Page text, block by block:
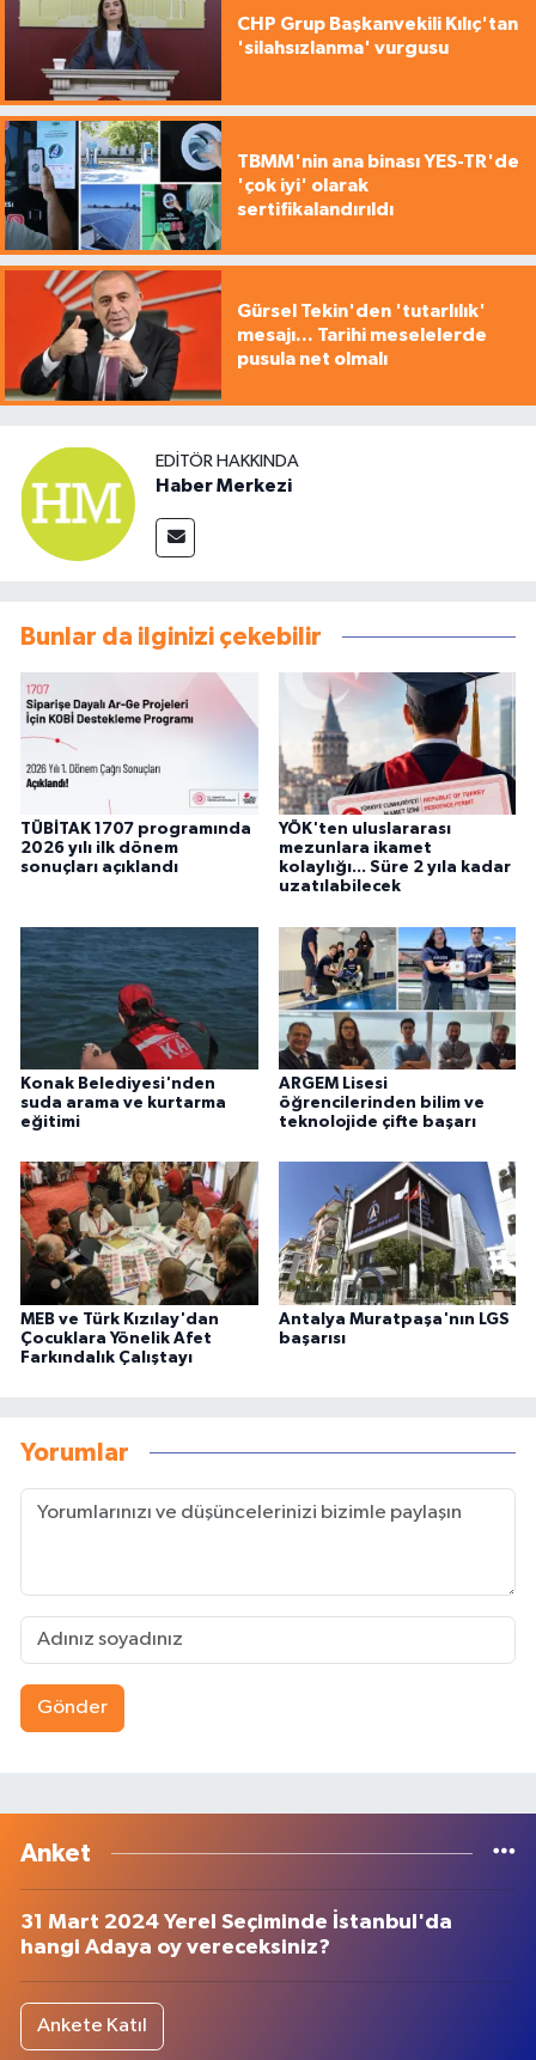
CHP Grup Başkanvekili Kılıç'tan
'silahsızlanma' vurgusu
TBMM'nin ana binası YES-TR'de
'çok iyi' olarak
sertifikalandırıldı
Gürsel Tekin'den 'tutarlılık'
mesajı... Tarihi meselelerde
pusula net olmalı
EDITÖR HAKKINDA
Haber Merkezi
Bunlar da ilginizi çekebilir
TÜBİTAK 1707 programında
2026 yılı ilk dönem
sonuçları açıklandı
YÖK'ten uluslararası
mezunlara ikamet
kolaylığı... Süre 2 yıla kadar
uzatılabilecek
Konak Belediyesi'nden
suda arama ve kurtarma
eğitimi
ARGEM Lisesi
öğrencilerinden bilim ve
teknolojide çifte başarı
MEB ve Türk Kızılay'dan
Çocuklara Yönelik Afet
Farkındalık Çalıştayı
Antalya Muratpaşa'nın LGS
başarısı
Yorumlar
Gönder
Anket
31 Mart 2024 Yerel Seçiminde İstanbul'da
hangi Adaya oy vereceksiniz?
Ankete Katıl